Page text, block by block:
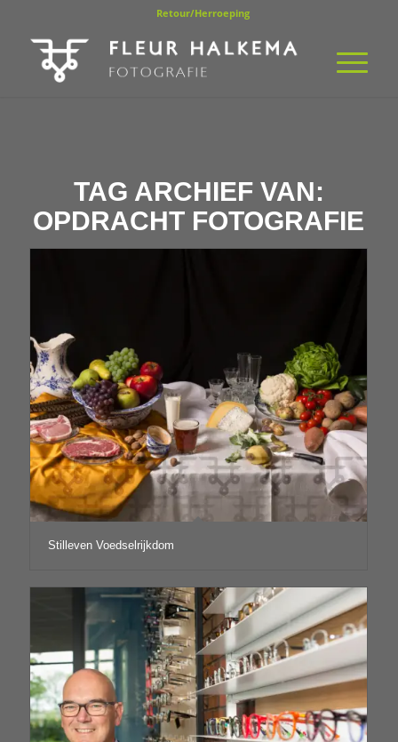
Retour/Herroeping
TAG ARCHIEF VAN:
OPDRACHT FOTOGRAFIE
Stilleven Voedselrijkdom